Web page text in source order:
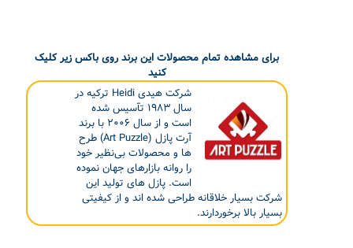
برای مشاهده تمام محصولات این برند روی باکس زیر کلیک
کنید
شرکت هیدی Heidi ترکیه در
سال ۱۹۸۳ تآسیس شده
است و از سال ۲۰۰۶ با برند
آرت پازل (Art Puzzle) طرح
ها و محصولات بی‌نظیر خود
را روانه بازارهای جهان نموده
است. پازل های تولید این
شرکت بسیار خلاقانه طراحی شده اند و از کیفیتی
بسیار بالا برخوردارند.